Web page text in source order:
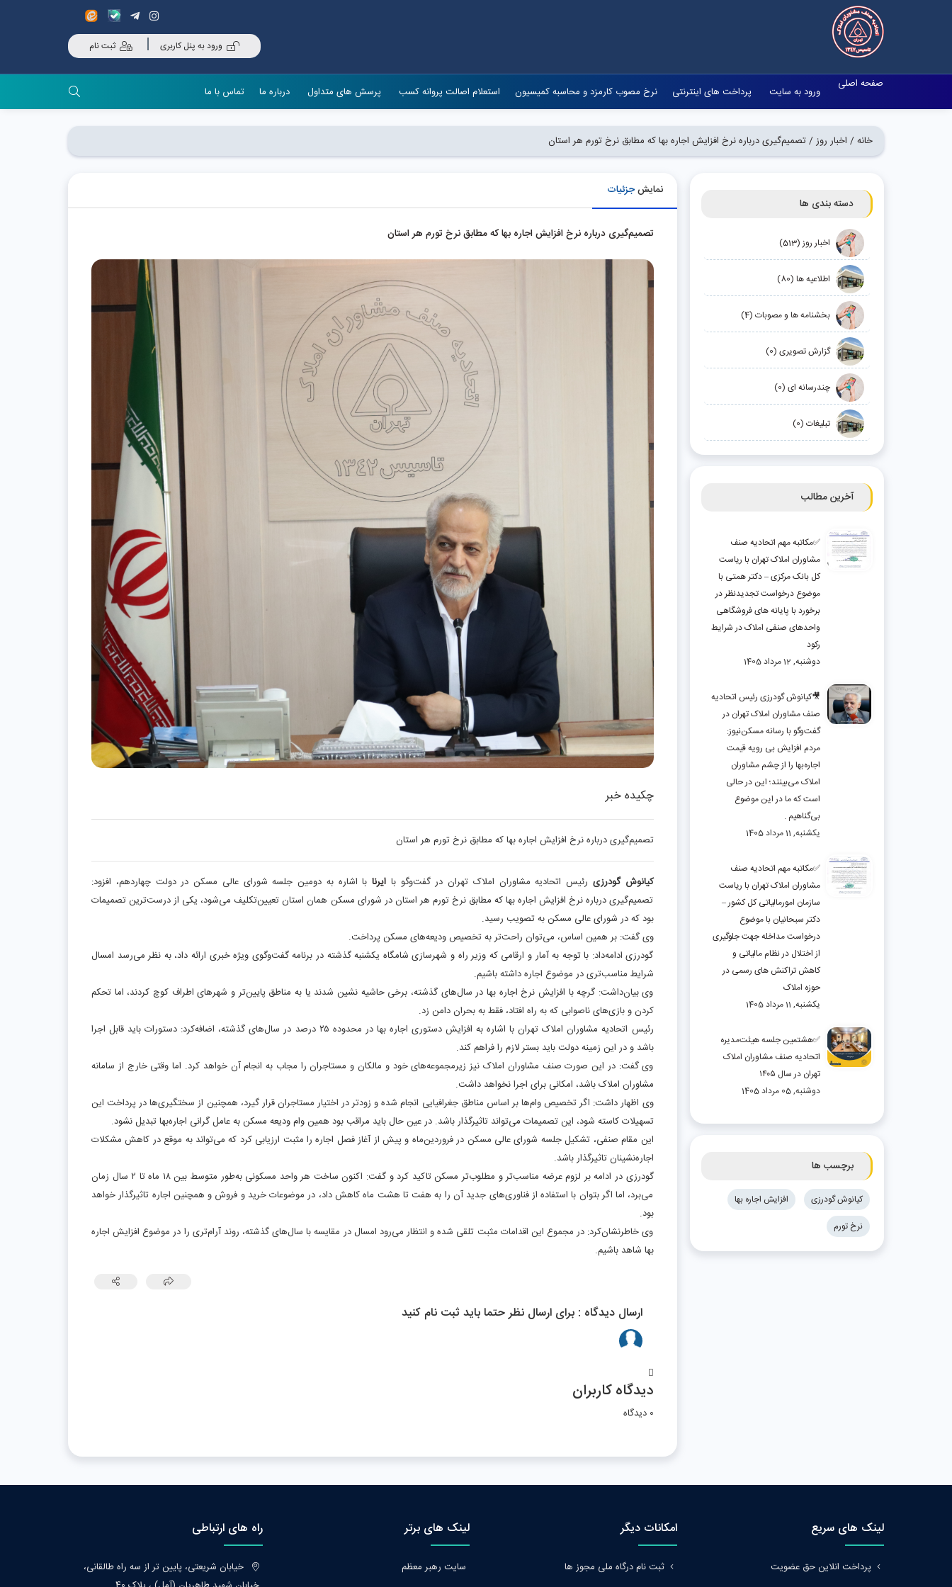
ورود به پنل کاربری ثبت نام
صفحه اصلی
ورود به سایت پرداخت های اینترنتی نرخ مصوب کارمزد و محاسبه کمیسیون استعلام اصالت پروانه کسب پرسش های متداول درباره ما تماس با ما
خانه / اخبار روز /تصمیم‌گیری درباره نرخ افزایش اجاره بها که مطابق نرخ تورم هر استان
دسته بندی ها
اخبار روز (513)
اطلاعیه ها (80)
بخشنامه ها و مصوبات (4)
گزارش تصویری (0)
چندرسانه ای (0)
تبلیغات (0)
آخرین مطالب
✅مکاتبه مهم اتحادیه صنف
مشاوران املاک تهران با ریاست
کل بانک مرکزی – دکتر همتی با
موضوع درخواست تجدیدنظر در
برخورد با پایانه های فروشگاهی
واحدهای صنفی املاک در شرایط
رکود
دوشنبه, 12 مرداد 1405
🎥کیانوش گودرزی رئیس اتحادیه
صنف مشاوران املاک تهران در
گفت‌وگو با رسانه مسکن‌نیوز:
مردم افزایش بی رویه قیمت
اجاره‌بها را از چشم مشاوران
املاک می‌بینند؛ این در حالی
است که ما در این موضوع
بی‌گناهیم .
یکشنبه, 11 مرداد 1405
✅مکاتبه مهم اتحادیه صنف
مشاوران املاک تهران با ریاست
سازمان امورمالیاتی کل کشور –
دکتر سبحانیان با موضوع
درخواست مداخله جهت جلوگیری
از اختلال در نظام مالیاتی و
کاهش تراکنش های رسمی در
حوزه املاک
یکشنبه, 11 مرداد 1405
✅هشتمین جلسه هیئت‌مدیره
اتحادیه صنف مشاوران املاک
تهران در سال ۱۴۰۵
دوشنبه, 05 مرداد 1405
برچسب ها
کیانوش گودرزی
افزایش اجاره بها
نرخ تورم
نمایشجزئیات
تصمیم‌گیری درباره نرخ افزایش اجاره بها که مطابق نرخ تورم هر استان
چکیده خبر
تصمیم‌گیری درباره نرخ افزایش اجاره بها که مطابق نرخ تورم هر استان
کیانوش گودرزی رئیس اتحادیه مشاوران املاک تهران در گفت‌وگو با ایرنا با اشاره به دومین جلسه شورای عالی مسکن در دولت چهاردهم، افزود:
تصمیم‌گیری درباره نرخ افزایش اجاره بها که مطابق نرخ تورم هر استان در شورای مسکن همان استان تعیین‌تکلیف می‌شود، یکی از درست‌ترین تصمیمات
بود که در شورای عالی مسکن به تصویب رسید.
وی گفت: بر همین اساس، می‌توان راحت‌تر به تخصیص ودیعه‌های مسکن پرداخت.
گودرزی ادامه‌داد: با توجه به آمار و ارقامی که وزیر راه و شهرسازی شامگاه یکشنبه گذشته در برنامه گفت‌وگوی ویژه خبری ارائه داد، به نظر می‌رسد امسال
شرایط مناسب‌تری در موضوع اجاره داشته باشیم.
وی بیان‌داشت: گرچه با افزایش نرخ اجاره بها در سال‌های گذشته، برخی حاشیه نشین شدند یا به مناطق پایین‌تر و شهرهای اطراف کوچ کردند، اما تحکم
کردن و بازی‌های ناصوابی که به راه افتاد، فقط به بحران دامن زد.
رئیس اتحادیه مشاوران املاک تهران با اشاره به افزایش دستوری اجاره بها در محدوده ۲۵ درصد در سال‌های گذشته، اضافه‌کرد: دستورات باید قابل اجرا
باشد و در این زمینه دولت باید بستر لازم را فراهم کند.
وی گفت: در این صورت صنف مشاوران املاک نیز زیرمجموعه‌های خود و مالکان و مستاجران را مجاب به انجام آن خواهد کرد. اما وقتی خارج از سامانه
مشاوران املاک باشد، امکانی برای اجرا نخواهد داشت.
وی اظهار داشت: اگر تخصیص وام‌ها بر اساس مناطق جغرافیایی انجام شده و زودتر در اختیار مستاجران قرار گیرد، همچنین از سختگیری‌ها در پرداخت این
تسهیلات کاسته شود، این تصمیمات می‌تواند تاثیرگذار باشد. در عین حال باید مراقب بود همین وام ودیعه مسکن به عامل گرانی اجاره‌بها تبدیل نشود.
این مقام صنفی، تشکیل جلسه شورای عالی مسکن در فروردین‌ماه و پیش از آغاز فصل اجاره را مثبت ارزیابی کرد که می‌تواند به موقع در کاهش مشکلات
اجاره‌نشینان تاثیرگذار باشد.
گودرزی در ادامه بر لزوم عرضه مناسب‌تر و مطلوب‌تر مسکن تاکید کرد و گفت: اکنون ساخت هر واحد مسکونی به‌طور متوسط بین ۱۸ ماه تا ۲ سال زمان
می‌برد، اما اگر بتوان با استفاده از فناوری‌های جدید آن را به هفت تا هشت ماه کاهش داد، در موضوعات خرید و فروش و همچنین اجاره تاثیرگذار خواهد
بود.
وی خاطرنشان‌کرد:‌ در مجموع این اقدامات مثبت تلقی شده و انتظار می‌رود امسال در مقایسه با سال‌های گذشته، روند آرام‌تری را در موضوع افزایش اجاره
بها شاهد باشیم.
ارسال دیدگاه : برای ارسال نظر حتما باید ثبت نام کنید
دیدگاه کاربران
0 دیدگاه
لینک های سریع
پرداخت انلاین حق عضویت
امکانات دیگر
ثبت نام درگاه ملی مجوز ها
لینک های برتر
سایت رهبر معظم
راه های ارتباطی
خیابان شریعتی، پایین تر از سه راه طالقانی،